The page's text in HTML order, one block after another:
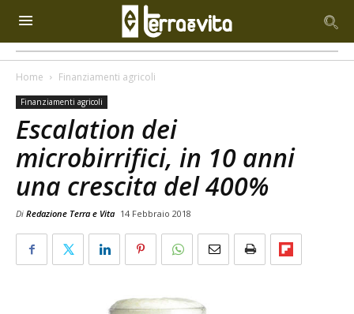
Home Finanziamenti agricoli
Finanziamenti agricoli
Escalation dei
microbirrifici, in 10 anni
una crescita del 400%
Di Redazione Terra e Vita 14 Febbraio 2018